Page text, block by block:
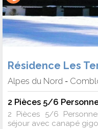
Résidence Les
Alpes du Nord -
2 Pièces 5/6
2 Pièces 5/6
séjour avec canapé